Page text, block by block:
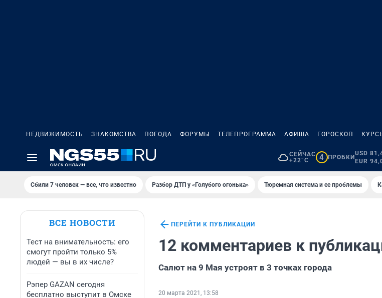
НЕДВИЖИМОСТЬ ЗНАКОМСТВА ПОГОДА ФОРУМЫ ТЕЛЕПРОГРАММА АФИША ГОРОСКОП
СЕЙЧАС
+22°C
4 ПРОБКИ
USD
EUR
Сбили 7 человек — все, что известно Разбор ДТП у «Голубого огонька» Тюремная система и ее проблемы
ВСЕ НОВОСТИ
Тест на внимательность: его
смогут пройти только 5%
людей — вы в их числе?
Рэпер GAZAN сегодня
бесплатно выступит в Омске
ПЕРЕЙТИ К ПУБЛИКАЦИИ
12 комментариев к
Салют на 9 Мая устроят в 3 точках города
20 марта 2021, 13:58